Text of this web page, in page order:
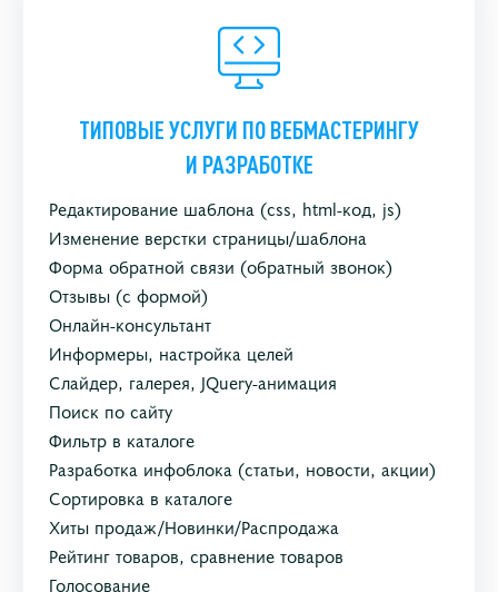
ТИПОВЫЕ УСЛУГИ ПО ВЕБМАСТЕРИНГУ
И РАЗРАБОТКЕ
Редактирование шаблона (css, html-код, js)
Изменение верстки страницы/шаблона
Форма обратной связи (обратный звонок)
Отзывы (с формой)
Онлайн-консультант
Информеры, настройка целей
Слайдер, галерея, JQuery-анимация
Поиск по сайту
Фильтр в каталоге
Разработка инфоблока (статьи, новости, акции)
Сортировка в каталоге
Хиты продаж/Новинки/Распродажа
Рейтинг товаров, сравнение товаров
Голосование